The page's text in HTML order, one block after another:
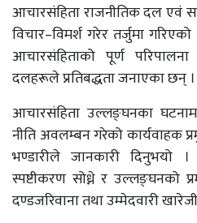
आचारसंहिता राजनीतिक दल एवं
विचार–विमर्श गरेर तर्जुमा
आचारसंहिताको पूर्ण
दलहरूले प्रतिबद्धता जनाएका छन् ।
आचारसंहिता उल्लङ्घनका
नीति अवलम्बन गरेको कार्यवाहक
भण्डारीले जानकारी दिनुभयो
स्पष्टीकरण सोध्ने र उल्लङ्घनको
दण्डजरिवाना तथा उम्मेदवारी